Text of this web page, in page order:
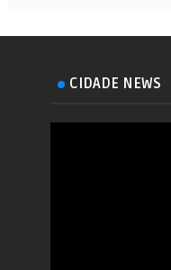
CIDADE NEWS